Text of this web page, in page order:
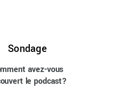
Sondage
avez-vous
le podcast?